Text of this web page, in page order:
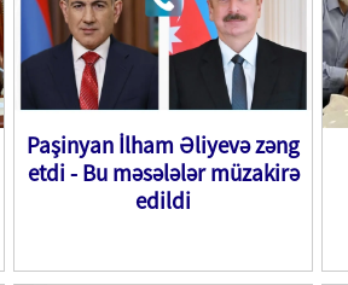
Paşinyan İlham Əliyevə zəng
etdi - Bu məsələlər müzakirə
edildi